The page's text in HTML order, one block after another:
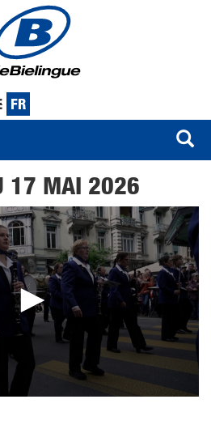
FR
17 MAI 2026